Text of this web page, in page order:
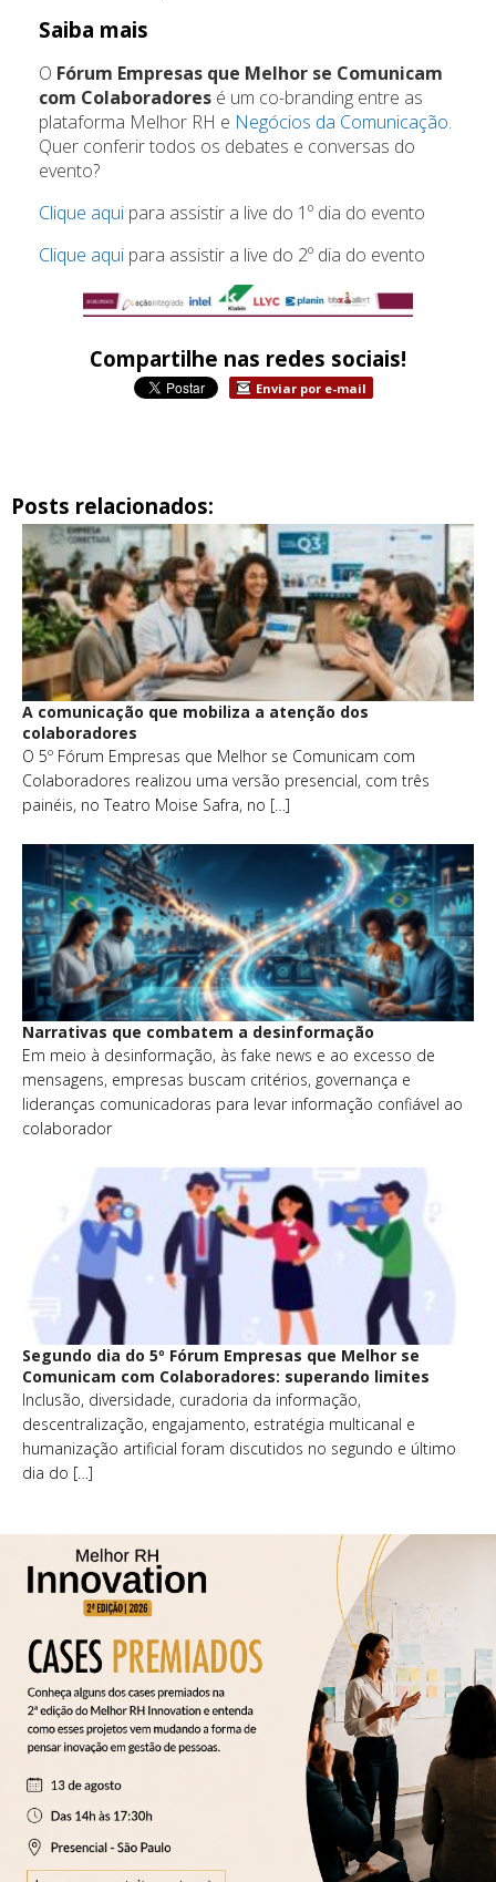
Saiba mais
O Fórum Empresas que Melhor se Comunicam
com Colaboradores é um co-branding entre as
plataforma Melhor RH e Negócios da Comunicação.
Quer conferir todos os debates e conversas do
evento?
Clique aqui para assistir a live do 1º dia do evento
Clique aqui para assistir a live do 2º dia do evento
Compartilhe nas redes sociais!
Enviar por e-mail
Posts relacionados:
A comunicação que mobiliza a atenção dos
colaboradores
O 5º Fórum Empresas que Melhor se Comunicam com
Colaboradores realizou uma versão presencial, com três
painéis, no Teatro Moise Safra, no […]
Narrativas que combatem a desinformação
Em meio à desinformação, às fake news e ao excesso de
mensagens, empresas buscam critérios, governança e
lideranças comunicadoras para levar informação confiável ao
colaborador
Segundo dia do 5º Fórum Empresas que Melhor se
Comunicam com Colaboradores: superando limites
Inclusão, diversidade, curadoria da informação,
descentralização, engajamento, estratégia multicanal e
humanização artificial foram discutidos no segundo e último
dia do […]